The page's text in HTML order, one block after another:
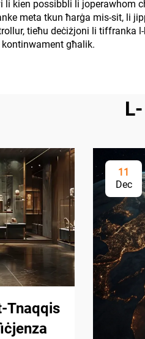
kien possibbli li joperawhom
meta tkun ħarġa mis-sit, li
tieħu deċiżjoni li tiffranka
għalik.
Tnaqqis
11
Dec